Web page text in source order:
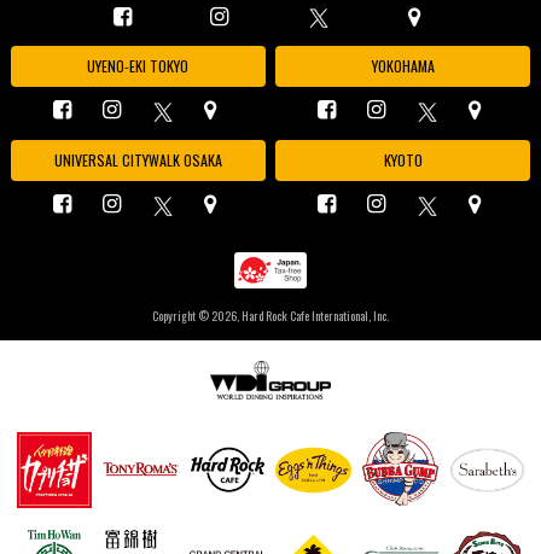
UYENO-EKI TOKYO YOKOHAMA
UNIVERSAL CITYWALK OSAKA KYOTO
Copyright © 2026, Hard Rock Cafe International, Inc.